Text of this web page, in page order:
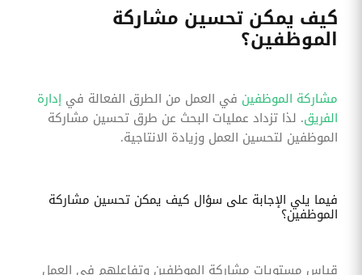
كيف يمكن تحسين مشاركة
الموظفين؟
مشاركة الموظفين في العمل من الطرق الفعالة في إدارة
الفريق. لذا تزداد عمليات البحث عن طرق تحسين مشاركة
الموظفين لتحسين العمل وزيادة الانتاجية.
فيما يلي الإجابة على سؤال كيف يمكن تحسين مشاركة
الموظفين؟
قياس مستويات مشاركة الموظفين وتفاعلهم في العمل